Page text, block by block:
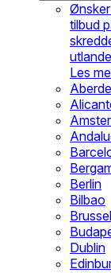
Ønsker
tilbud
Les
Berlin
Bilbao
Brussel
Dublin